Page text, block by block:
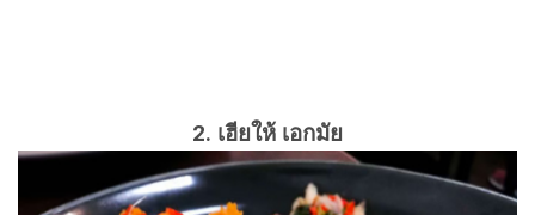
2. เฮียให้ เอกมัย